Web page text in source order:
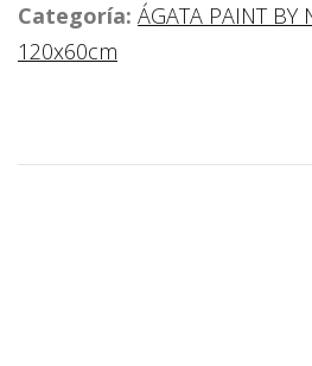
Categoría: ÁGATA PAINT BY
120x60cm